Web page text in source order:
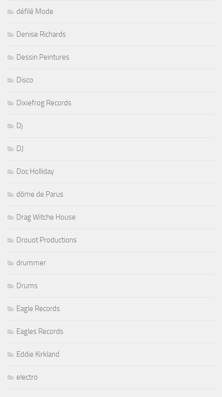
défilé Mode
Denise Richards
Dessin Peintures
Disco
Dixiefrog Records
Dj
DJ
Doc Holliday
dôme de Parus
Drag Witche House
Drouot Productions
drummer
Drums
Eagle Records
Eagles Records
Eddie Kirkland
electro